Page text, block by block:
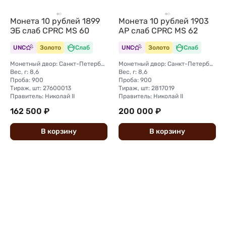
Монета 10 рублей 1899
ЭБ слаб CPRC MS 60
UNC Золото Слаб
Монетный двор: Санкт-Петербургский монетный двор
Вес, г: 8,6
Проба: 900
Тираж, шт: 27600013
Правитель: Николай II
162 500 ₽
В корзину
Монета 10 рублей 1903
АР слаб CPRC MS 62
UNC Золото Слаб
Монетный двор: Санкт-Петербургский монетный двор
Вес, г: 8,6
Проба: 900
Тираж, шт: 2817019
Правитель: Николай II
200 000 ₽
В корзину